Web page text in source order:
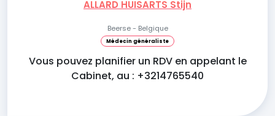
ALLARD HUISARTS Stijn
Beerse - Belgique
Médecin généraliste
Vous pouvez planifier un RDV en appelant le
Cabinet, au : +3214765540